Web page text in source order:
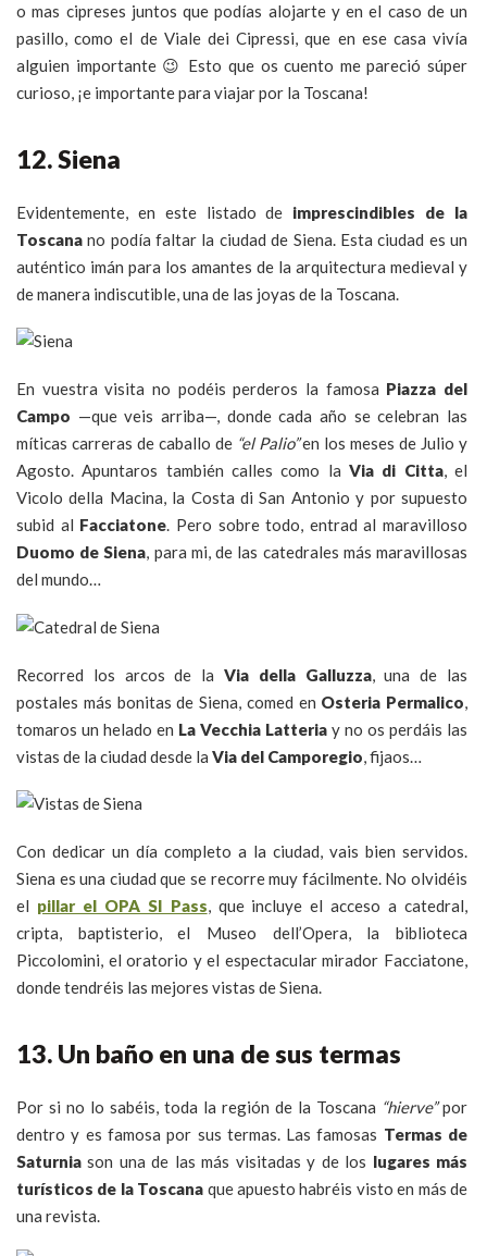
o mas cipreses juntos que podías alojarte y en el caso de un
pasillo, como el de Viale dei Cipressi, que en ese casa vivía
alguien importante 😉 Esto que os cuento me pareció súper
curioso, ¡e importante para viajar por la Toscana!
12. Siena
Evidentemente, en este listado de imprescindibles de la
Toscana no podía faltar la ciudad de Siena. Esta ciudad es un
auténtico imán para los amantes de la arquitectura medieval y
de manera indiscutible, una de las joyas de la Toscana.
En vuestra visita no podéis perderos la famosa Piazza del
Campo —que veis arriba—, donde cada año se celebran las
míticas carreras de caballo de “el Palio”en los meses de Julio y
Agosto. Apuntaros también calles como laVia di Citta, el
Vicolo della Macina, la Costa di San Antonio y por supuesto
subid al Facciatone. Pero sobre todo, entrad al maravilloso
Duomo de Siena, para mi, de las catedrales más maravillosas
del mundo…
Recorred los arcos de laVia della Galluzza, una de las
postales más bonitas de Siena, comed en Osteria Permalico
tomaros un helado en La Vecchia Latteria y no os perdáis las
vistas de la ciudad desde la Via del Camporegio , fijaos…
Con dedicar un día completo a la ciudad, vais bien servidos.
Siena es una ciudad que se recorre muy fácilmente. No olvidéis
el pillar el OPA SI Pass, que incluye el acceso a catedral,
cripta, baptisterio, el Museo dell’Opera, la biblioteca
Piccolomini, el oratorio y el espectacular mirador Facciatone,
donde tendréis las mejores vistas de Siena.
13. Un baño en una de sus termas
Por si no lo sabéis, toda la región de la Toscana “hierve”por
dentro y es famosa por sus termas. Las famosas Termas de
Saturnia son una de las más visitadas y de los lugares más
turísticos de la Toscana que apuesto habréis visto en más de
una revista.